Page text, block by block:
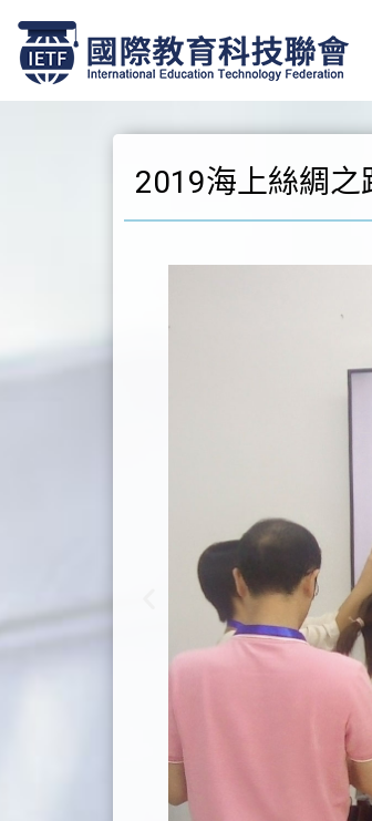
跳
至
2019海上絲綢之